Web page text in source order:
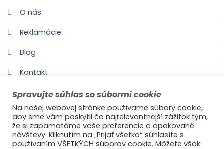
O nás
Reklamácie
Blog
Kontakt
Spravujte súhlas so súbormi cookie
Na našej webovej stránke používame súbory cookie,
aby sme vám poskytli čo najrelevantnejší zážitok tým,
že si zapamätáme vaše preferencie a opakované
návštevy. Kliknutím na „Prijať všetko“ súhlasíte s
používaním VŠETKÝCH súborov cookie. Môžete však